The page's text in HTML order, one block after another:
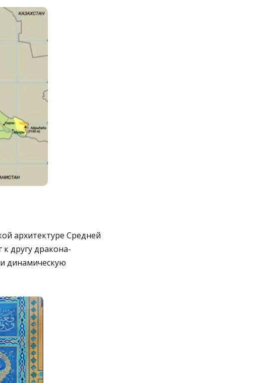
архитектуре Средней
другу дракона-
динамическую